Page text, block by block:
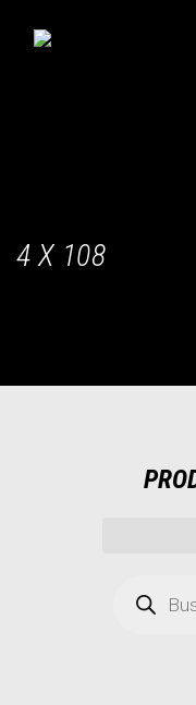
4 X 108